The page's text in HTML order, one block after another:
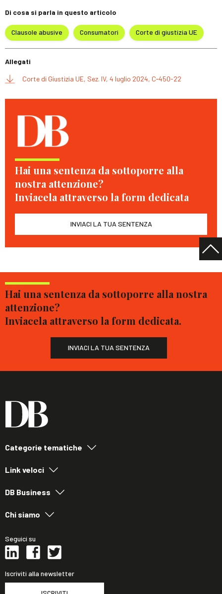
Di cosa si parla in questo articolo
Clausole abusive Consumatori Corte di giustizia UE
Allegati
Corte di Giustizia UE, Sez. IV, 4 luglio 2024, C‑450-22
Hai una sentenza da sottoporre alla
nostra attenzione?
Inviacela attraverso la form dedicata
INVIACI LA TUA SENTENZA
Hai una sentenza da sottoporre alla nostra
attenzione?
Inviacela attraverso la form dedicata.
INVIACI LA TUA SENTENZA
Categorie tematiche
Link veloci
DB Business
Chi siamo
Seguici su
Iscriviti alla newsletter